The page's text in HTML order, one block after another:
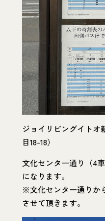
ジョイリビングイトオ
目18-18）
文化センター通り（4
になります。
※文化センター通りか
させて頂きます。